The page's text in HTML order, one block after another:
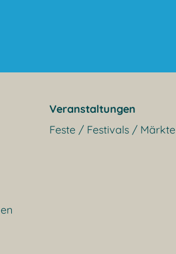
Veranstaltungen
Feste / Festivals / Märkte